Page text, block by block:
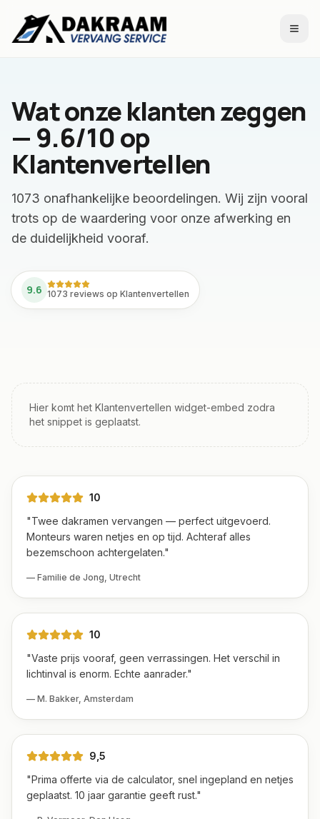
Wat onze klanten zeggen
— 9.6/10 op
Klantenvertellen
1073 onafhankelijke beoordelingen. Wij zijn vooral
trots op de waardering voor onze afwerking en
de duidelijkheid vooraf.
9.6 1073 reviews op Klantenvertellen
Hier komt het Klantenvertellen widget-embed zodra
het snippet is geplaatst.
10
"Twee dakramen vervangen — perfect uitgevoerd.
Monteurs waren netjes en op tijd. Achteraf alles
bezemschoon achtergelaten."
— Familie de Jong, Utrecht
10
"Vaste prijs vooraf, geen verrassingen. Het verschil in
lichtinval is enorm. Echte aanrader."
— M. Bakker, Amsterdam
9,5
"Prima offerte via de calculator, snel ingepland en netjes
geplaatst. 10 jaar garantie geeft rust."